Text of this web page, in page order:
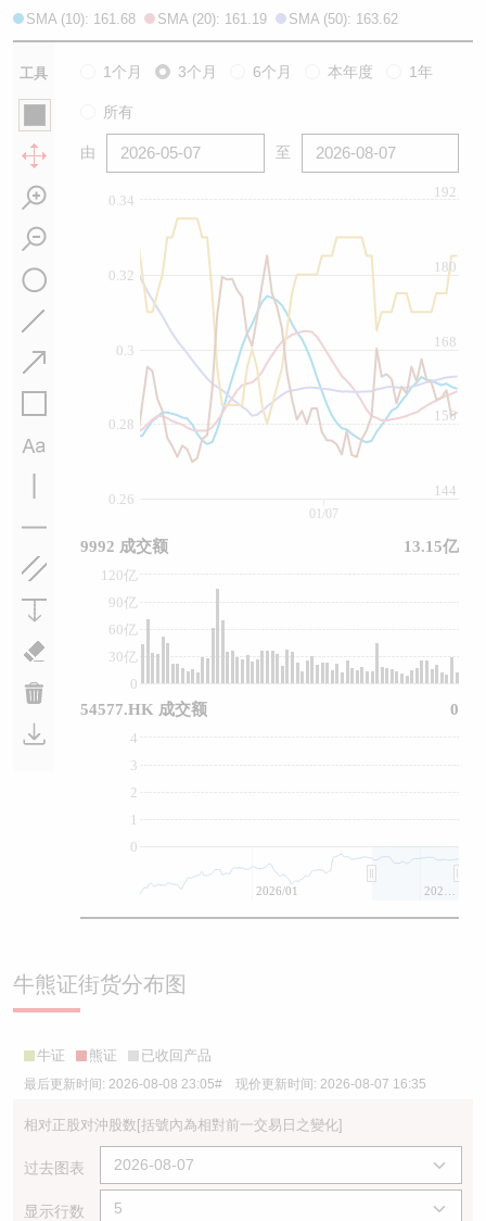
SMA (10): 161.68 SMA (20): 161.19 SMA (50): 163.62
工具 1个月 3个月 6个月 本年度 1年
所有
由 至
0.3
0.26
0.28
0.32
0.34
180
144
156
168
192
0
30亿
60亿
90亿
120亿
0
1
2
3
4
01/07
2026/01
9992 成交额 13.15亿
54577.HK 成交额 0
牛熊证街货分布图
牛证 熊证 已收回产品
最后更新时间: 2026-08-08 23:05# 现价更新时间: 2026-08-07 16:35
相对正股对沖股数[括號內為相對前一交易日之變化]
过去图表
显示行数